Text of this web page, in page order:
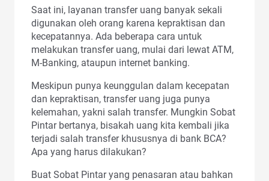
Saat ini, layanan transfer uang banyak sekali
digunakan oleh orang karena kepraktisan dan
kecepatannya. Ada beberapa cara untuk
melakukan transfer uang, mulai dari lewat ATM,
M-Banking, ataupun internet banking.
Meskipun punya keunggulan dalam kecepatan
dan kepraktisan, transfer uang juga punya
kelemahan, yakni salah transfer. Mungkin Sobat
Pintar bertanya, bisakah uang kita kembali jika
terjadi salah transfer khususnya di bank BCA?
Apa yang harus dilakukan?
Buat Sobat Pintar yang penasaran atau bahkan